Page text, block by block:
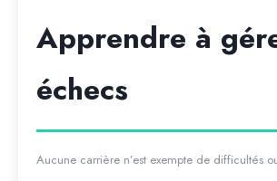
Apprendre à
échecs
Aucune carrière n’est exempte de difficultés